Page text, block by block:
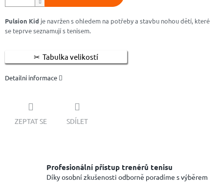
Pulsion Kid je navržen s ohledem na potřeby a stavbu nohou dětí, které
se teprve seznamují s tenisem.
Tabulka velikostí
Detailní informace
ZEPTAT SE SDÍLET
Profesionální přístup trenérů tenisu
Díky osobní zkušenosti odborně poradíme s výběrem